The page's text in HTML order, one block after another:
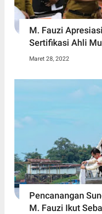
M. Fauzi
Sertifikasi Ahli
Maret 28, 2022
Pencanangan
M. Fauzi Ikut